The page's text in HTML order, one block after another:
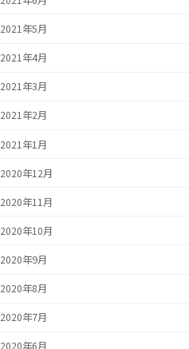
2021年5月
2021年4月
2021年3月
2021年2月
2021年1月
2020年12月
2020年11月
2020年10月
2020年9月
2020年8月
2020年7月
2020年6月